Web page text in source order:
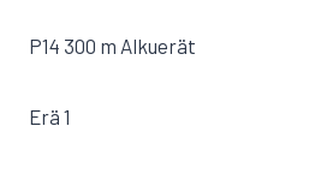
P14 300 m Alkuerät
Erä 1